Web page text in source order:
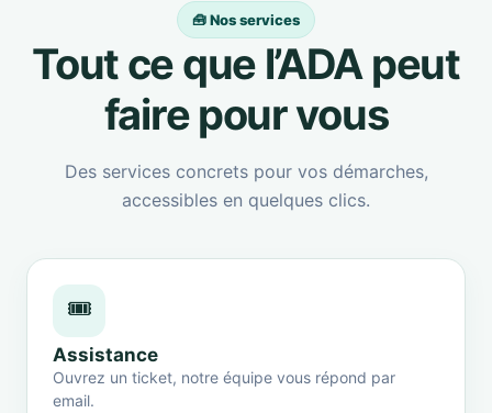
🧰 Nos services
Tout ce que l’ADA peut
faire pour vous
Des services concrets pour vos démarches,
accessibles en quelques clics.
🎟️
Assistance
Ouvrez un ticket, notre équipe vous répond par
email.